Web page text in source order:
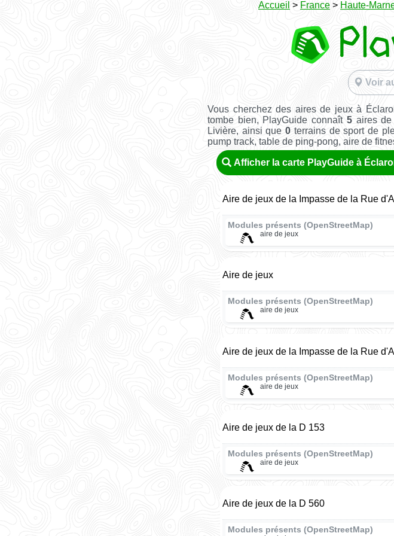
Accueil > France > Haute-
Voir
Vous cherchez des aires de jeux à
tombe bien, PlayGuide connaît 5aires de
Livière, ainsi que0 terrains de sport de
pump track, table de ping-pong, aire de
Afficher la carte PlayGuide à
Aire de jeux de la Impasse de la Rue
Modules présents (OpenStreetMap)
aire de jeux
Aire de jeux
Modules présents (OpenStreetMap)
aire de jeux
Aire de jeux de la Impasse de la Rue
Modules présents (OpenStreetMap)
aire de jeux
Aire de jeux de la D 153
Modules présents (OpenStreetMap)
aire de jeux
Aire de jeux de la D 560
Modules présents (OpenStreetMap)